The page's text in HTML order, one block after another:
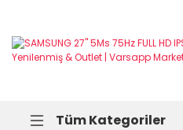
Tüm Kategoriler